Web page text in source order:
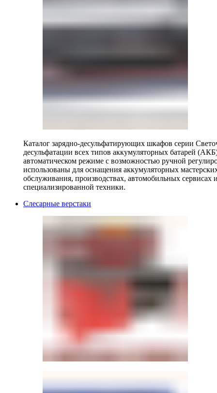
Каталог зарядно-десульфатирующих шкафов серии
десульфатации всех типов аккумуляторных батарей
автоматическом режиме с возможностью ручной
использованы для оснащения аккумуляторных
обслуживания, производствах, автомобильных
специализированной техники.
Слесарные верстаки